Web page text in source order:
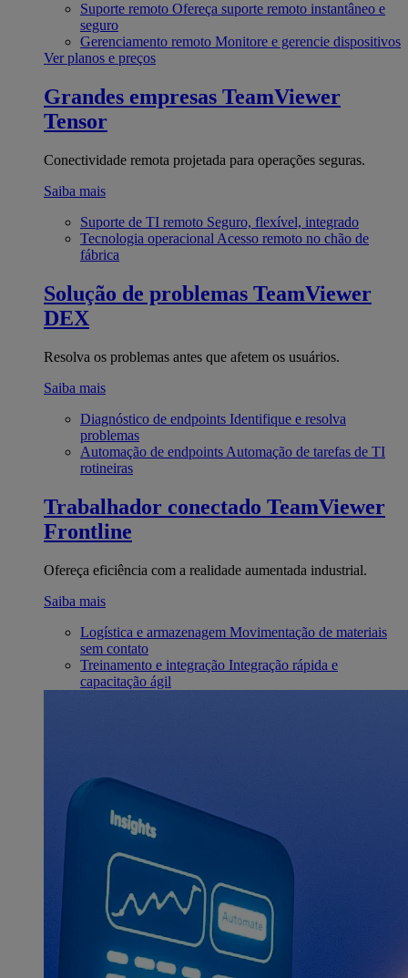
Suporte remoto Ofereça suporte remoto instantâneo e
seguro
Gerenciamento remoto Monitore e gerencie dispositivos
Ver planos e preços
Grandes empresas TeamViewer
Tensor
Conectividade remota projetada para operações seguras.
Saiba mais
Suporte de TI remoto Seguro, flexível, integrado
Tecnologia operacional Acesso remoto no chão de
fábrica
Solução de problemas TeamViewer
DEX
Resolva os problemas antes que afetem os usuários.
Saiba mais
Diagnóstico de endpoints Identifique e resolva
problemas
Automação de endpoints Automação de tarefas de TI
rotineiras
Trabalhador conectado TeamViewer
Frontline
Ofereça eficiência com a realidade aumentada industrial.
Saiba mais
Logística e armazenagem Movimentação de materiais
sem contato
Treinamento e integração Integração rápida e
capacitação ágil